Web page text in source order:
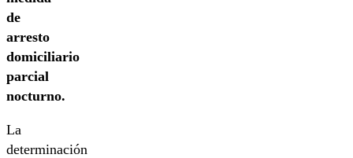
de
arresto
domiciliario
parcial
nocturno.
La
determinación